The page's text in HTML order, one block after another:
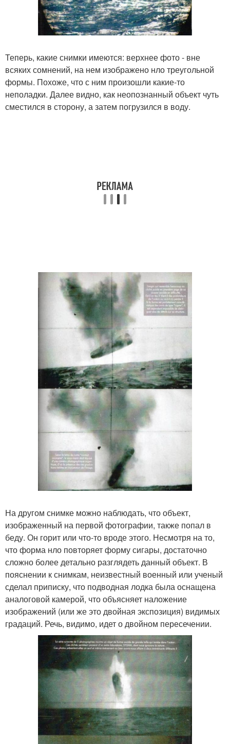
Теперь, какие снимки имеются: верхнее фото - вне
всяких сомнений, на нем изображено нло треугольной
формы. Похоже, что с ним произошли какие-то
неполадки. Далее видно, как неопознанный объект чуть
сместился в сторону, а затем погрузился в воду.
На другом снимке можно наблюдать, что объект,
изображенный на первой фотографии, также попал в
беду. Он горит или что-то вроде этого. Несмотря на то,
что форма нло повторяет форму сигары, достаточно
сложно более детально разглядеть данный объект. В
пояснении к снимкам, неизвестный военный или ученый
сделал приписку, что подводная лодка была оснащена
аналоговой камерой, что объясняет наложение
изображений (или же это двойная экспозиция) видимых
градаций. Речь, видимо, идет о двойном пересечении.